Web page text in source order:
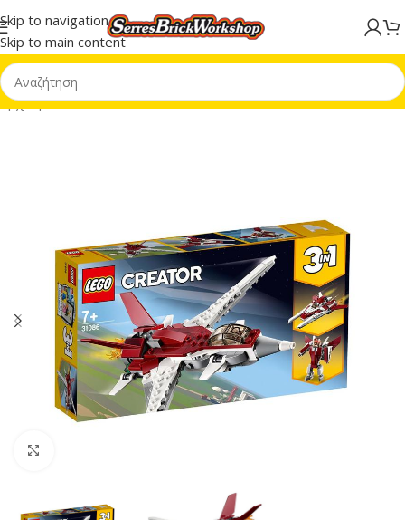
Skip to navigation
Skip to main content
Αρχική σελίδα/LEGO® Creator